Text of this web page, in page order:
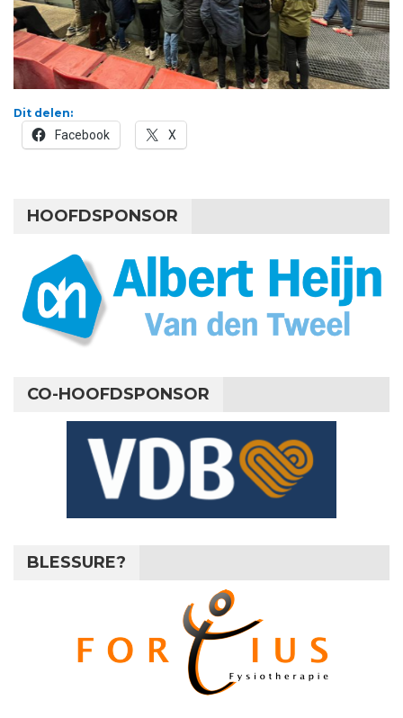
Dit delen:
Facebook X
HOOFDSPONSOR
CO-HOOFDSPONSOR
BLESSURE?